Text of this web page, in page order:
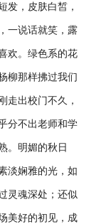
，皮肤白皙，
一说话就笑，露
欢。绿色系的花
柳那样拂过我们
走出校门不久，
分不出老师和学
。明媚的秋日
淡娴雅的光，如
灵魂深处；还似
美好的初见，成